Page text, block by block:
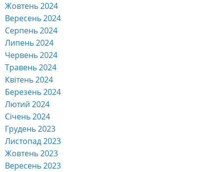
Жовтень 2024
Вересень 2024
Серпень 2024
Липень 2024
Червень 2024
Травень 2024
Квітень 2024
Березень 2024
Лютий 2024
Січень 2024
Грудень 2023
Листопад 2023
Жовтень 2023
Вересень 2023